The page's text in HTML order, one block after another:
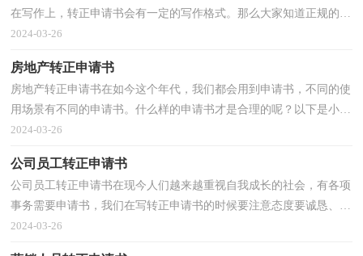
在写作上，转正申请书会有一定的写作格式。那么大家知道正规的转
正申请书怎么写吗？以下是小编整理的文员转正申请书...
2024-03-26
房地产转正申请书
房地产转正申请书在如今这个年代，我们都会用到申请书，不同的使
用场景有不同的申请书。什么样的申请书才是合理的呢？以下是小编
整理的房地产转正申请书，希望能够帮助到大家。房地...
2024-03-26
公司员工转正申请书
公司员工转正申请书在现今人们越来越重视自我成长的社会，有各项
事务需要申请书，我们在写转正申请书的时候要注意态度要诚恳、朴
实。相信许多人会觉得转正申请书很难写吧，以下是...
2024-03-26